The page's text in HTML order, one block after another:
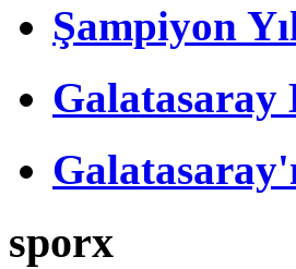
Şampiyon
Galatasaray
sporx